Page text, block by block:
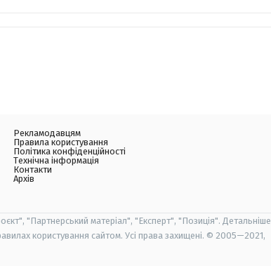
Рекламодавцям
Правила користування
Політика конфіденційності
Технічна інформація
Контакти
Архів
"Партнерський матеріал", "Експерт", "Позиція". Детальніше
користування сайтом. Усі права захищені. © 2005—2021,